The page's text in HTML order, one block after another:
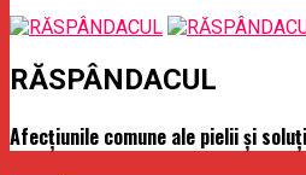
RĂSPÂNDACUL
Afecțiunile comune ale pielii și